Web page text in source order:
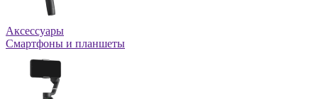
Аксессуары
Смартфоны и планшеты